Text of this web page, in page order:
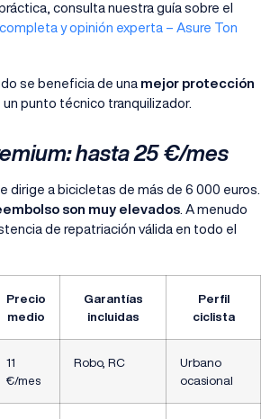
consulta nuestra guía sobre el
y opinión experta – Asure Ton
se beneficia de una mejor protección
punto técnico tranquilizador.
hasta 25 €/mes
dirige a bicicletas de más de 6 000 euros.
son muy elevados. A menudo
de repatriación válida en todo el
Precio
medio
Garantías
incluidas
Perfil
ciclista
11
€/mes
Robo, RC
Urbano
ocasional